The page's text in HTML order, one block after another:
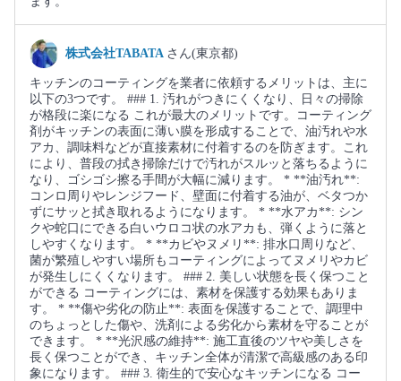
株式会社TABATA さん(東京都)
キッチンのコーティングを業者に依頼するメリットは、主に
以下の3つです。 ### 1. 汚れがつきにくくなり、日々の掃除
が格段に楽になる これが最大のメリットです。コーティング
剤がキッチンの表面に薄い膜を形成することで、油汚れや水
アカ、調味料などが直接素材に付着するのを防ぎます。これ
により、普段の拭き掃除だけで汚れがスルッと落ちるように
なり、ゴシゴシ擦る手間が大幅に減ります。 * **油汚れ**:
コンロ周りやレンジフード、壁面に付着する油が、ベタつか
ずにサッと拭き取れるようになります。 * **水アカ**: シン
クや蛇口にできる白いウロコ状の水アカも、弾くように落と
しやすくなります。 * **カビやヌメリ**: 排水口周りなど、
菌が繁殖しやすい場所もコーティングによってヌメリやカビ
が発生しにくくなります。 ### 2. 美しい状態を長く保つこと
ができる コーティングには、素材を保護する効果もありま
す。 * **傷や劣化の防止**: 表面を保護することで、調理中
のちょっとした傷や、洗剤による劣化から素材を守ることが
できます。 * **光沢感の維持**: 施工直後のツヤや美しさを
長く保つことができ、キッチン全体が清潔で高級感のある印
象になります。 ### 3. 衛生的で安心なキッチンになる コー